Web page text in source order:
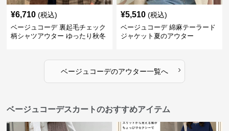
¥6,710 (税込)
ベージュコーデ 裏起毛チェック
柄シャツアウター ゆったり秋冬
¥5,510 (税込)
ベージュコーデ 綿麻テーラード
ジャケット夏のアウター
ベージュコーデのアウター一覧へ ›
ベージュコーデスカートのおすすめアイテム